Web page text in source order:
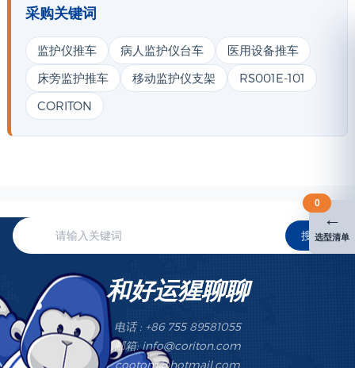
采购关键词
监护仪推车 病人监护仪台车
医用设备推车
床旁监护推车
移动监护仪支架
RS001E-101
CORITON
搜索
和好运猩聊聊
电话 : +86 755 89581055
邮箱: info@coriton.com
cootom@hotmail.com
←
选型清单
0